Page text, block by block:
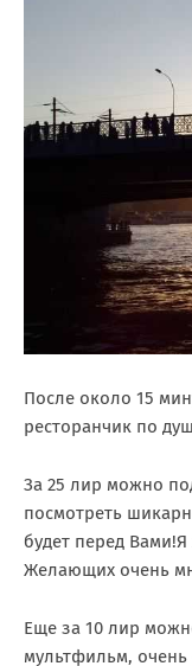
После около 15
ресторанчик по
За 25 лир можно
посмотреть
будет перед
Желающих очень
Еще за 10 лир
мультфильм,